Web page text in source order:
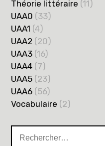
Théorie littéraire (11)
UAA0 (33)
UAA1 (4)
UAA2 (20)
UAA3 (16)
UAA4 (7)
UAA5 (23)
UAA6 (56)
Vocabulaire (2)